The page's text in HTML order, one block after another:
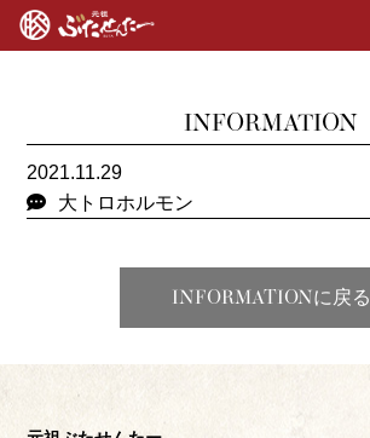
INFORMATION
2021.11.29
大トロホルモン
INFORMATIONに戻る